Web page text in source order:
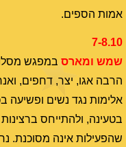
אמות הספים.
7-8.10
שמש ומארס במפגש
הרבה אגו, יצר, דחפים,
אלימות נגד נשים ופשיעה
בטעינה, ולהתייחס
שהפעילות אינה מסוכנת.